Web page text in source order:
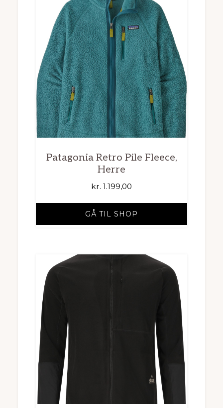
Patagonia Retro Pile Fleece,
Herre
kr. 1.199,00
GÅ TIL SHOP